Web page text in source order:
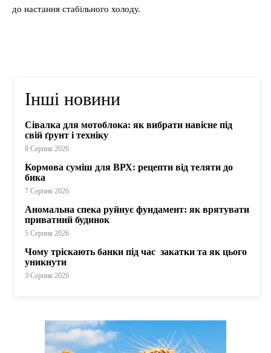
до настання стабільного холоду.
Інші новини
Сівалка для мотоблока: як вибрати навісне під
свій ґрунт і техніку
8 Серпня 2026
Кормова суміш для ВРХ: рецепти від теляти до
бика
7 Серпня 2026
Аномальна спека руйнує фундамент: як врятувати
приватний будинок
5 Серпня 2026
Чому тріскають банки під час закатки та як цього
уникнути
3 Серпня 2026